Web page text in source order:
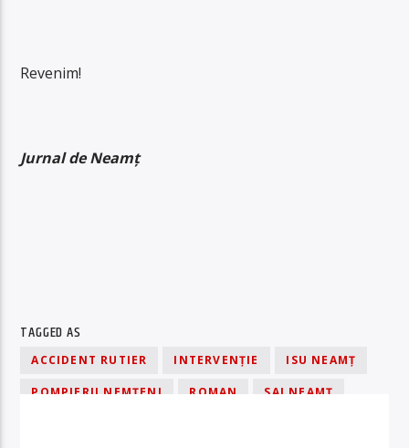
Revenim!
Jurnal de Neamț
TAGGED AS
ACCIDENT RUTIER INTERVENŢIE ISU NEAMȚ
POMPIERII NEMȚENI ROMAN SAJ NEAMȚ